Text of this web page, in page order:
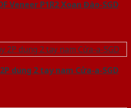
Veneer P1R2 Xoan Đào-SGD
dung 2 tay nam Cửa-a-SGD